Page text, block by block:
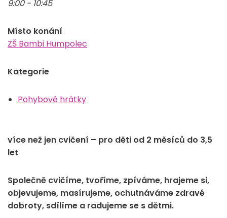
9:00 - 10:45
Místo konání
ZŠ Bambi Humpolec
Kategorie
Pohybové hrátky
více než jen cvičení – pro děti od 2 měsíců do 3,5
let
Společně cvičíme, tvoříme, zpíváme, hrajeme si,
objevujeme, masírujeme, ochutnáváme zdravé
dobroty, sdílíme a radujeme se s dětmi.